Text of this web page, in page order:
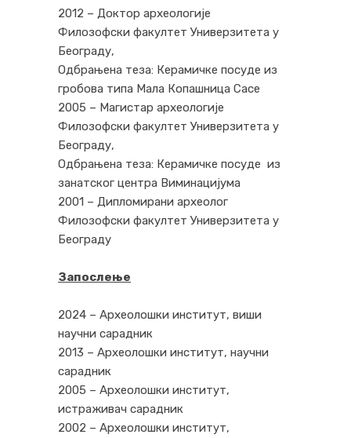
2012 – Доктор археологије
Филозофски факултет Универзитета у
Београду,
Одбрањена теза: Керамичке посуде из
гробова типа Мала Копашница Сасе
2005 – Магистар археологије
Филозофски факултет Универзитета у
Београду,
Одбрањена теза: Керамичке посуде из
занатског центра Виминацијума
2001 – Дипломирани археолог
Филозофски факултет Универзитета у
Београду
Запослење
2024 – Археолошки институт, виши
научни сарадник
2013 – Археолошки институт, научни
сарадник
2005 – Археолошки институт,
истраживач сарадник
2002 – Археолошки институт,